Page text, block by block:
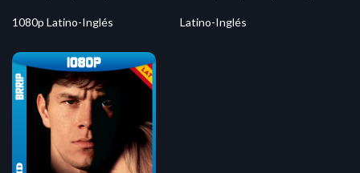
1080p Latino-Inglés Latino-Inglés